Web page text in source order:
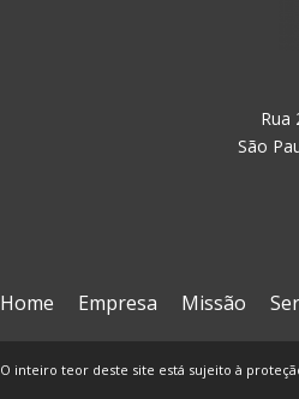
Rua
São
Home Empresa Missão
O inteiro teor deste site está sujeito à